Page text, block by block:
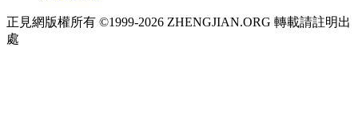
正見網版權所有 ©1999-2026 ZHENGJIAN.ORG 轉載請註明出
處